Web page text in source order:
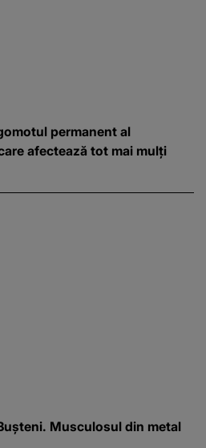
permanent al
afectează tot mai mulți
Musculosul din metal